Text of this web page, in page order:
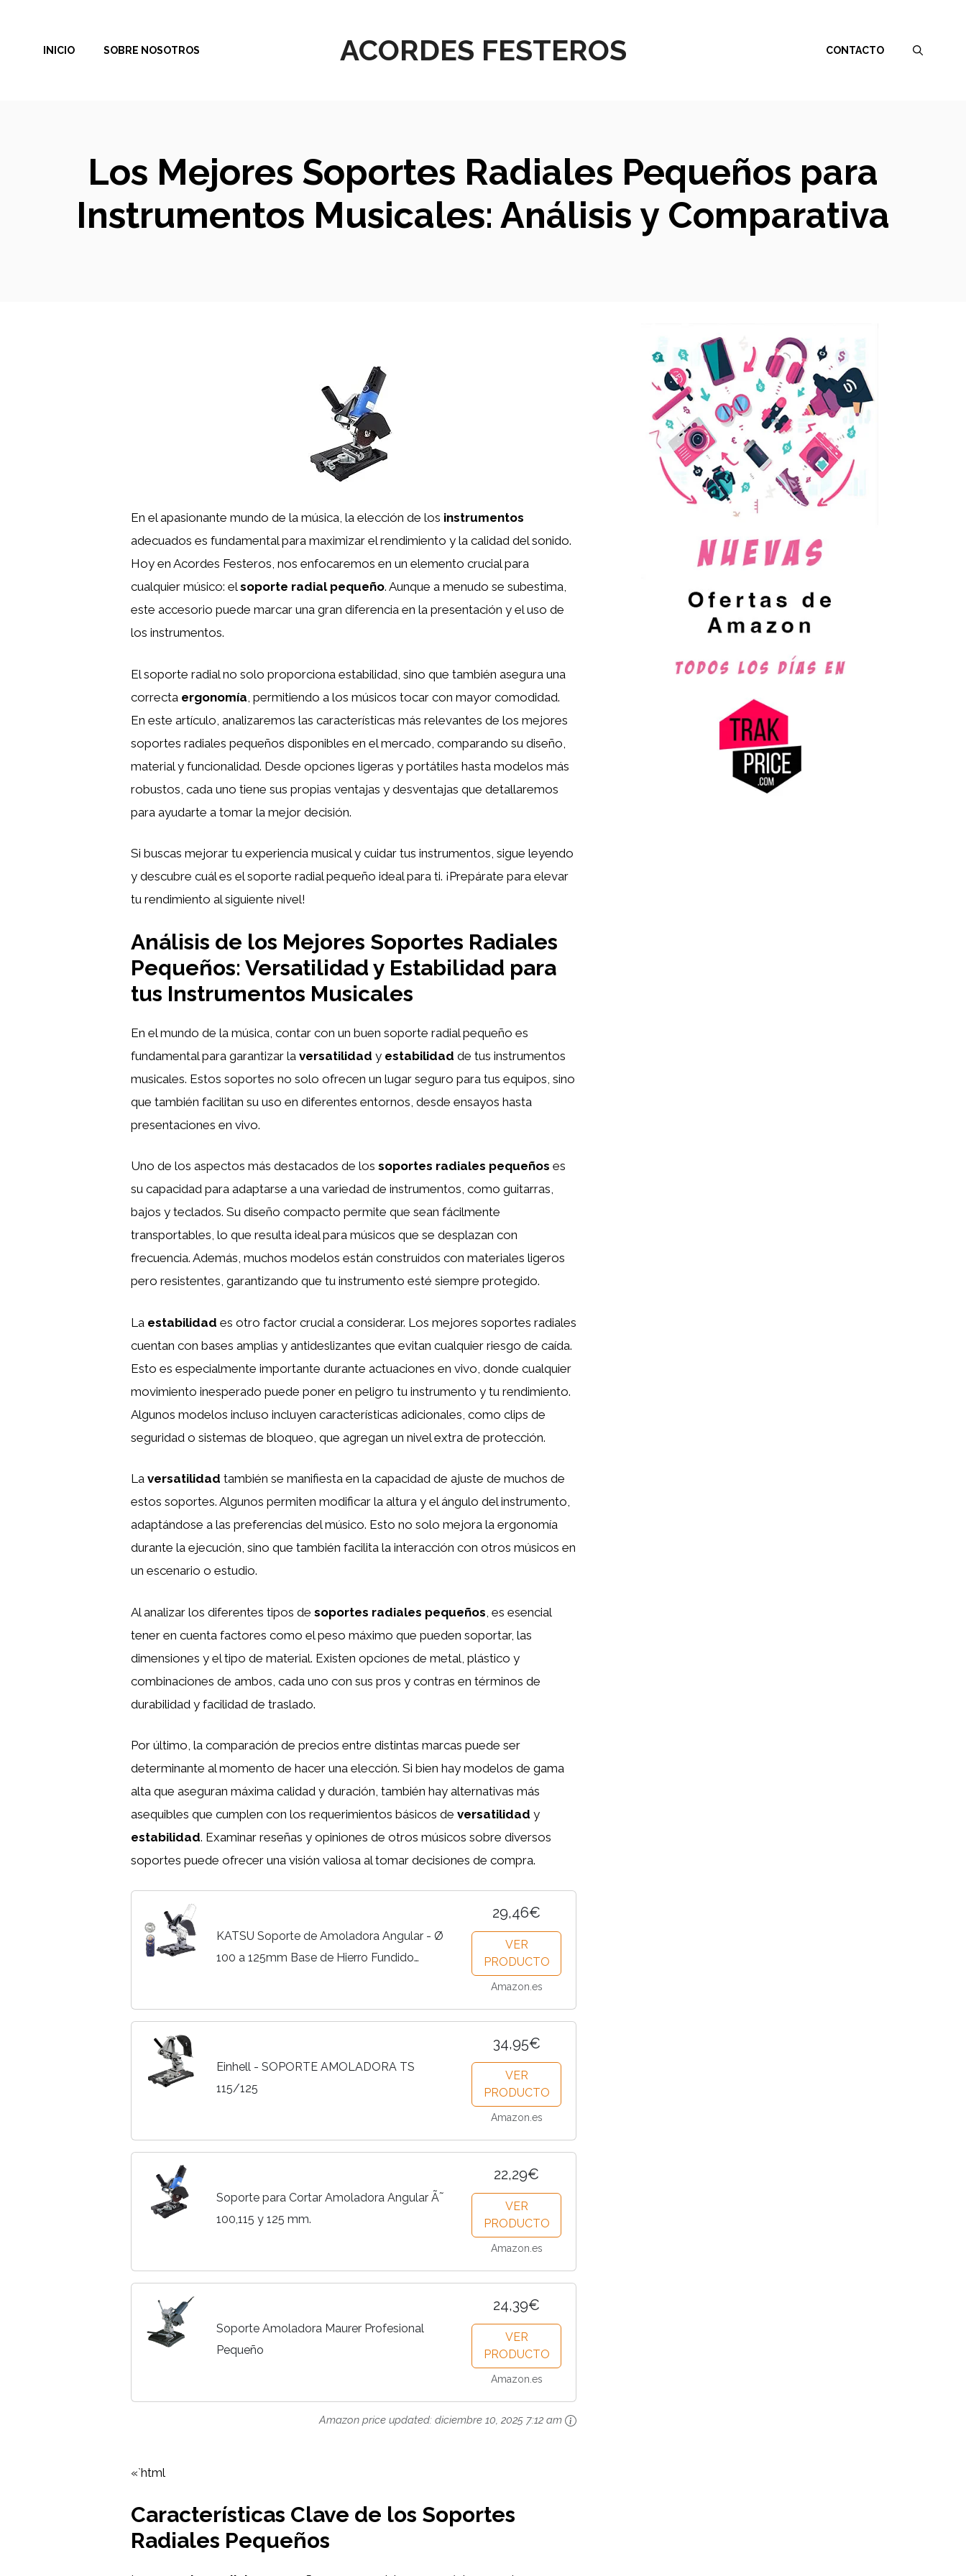
contenido
ACORDES FESTEROS
INICIO SOBRE NOSOTROS CONTACTO
Los Mejores Soportes Radiales Pequeños para
Instrumentos Musicales: Análisis y Comparativa
En el apasionante mundo de la música, la elección de los instrumentos
adecuados es fundamental para maximizar el rendimiento y la calidad del sonido.
Hoy en Acordes Festeros, nos enfocaremos en un elemento crucial para
cualquier músico: elsoporte radial pequeño. Aunque a menudo se subestima,
este accesorio puede marcar una gran diferencia en la presentación y el uso de
los instrumentos.
El soporte radial no solo proporciona estabilidad, sino que también asegura una
correcta ergonomía , permitiendo a los músicos tocar con mayor comodidad.
En este artículo, analizaremos las características más relevantes de los mejores
soportes radiales pequeños disponibles en el mercado, comparando su diseño,
material y funcionalidad. Desde opciones ligeras y portátiles hasta modelos más
robustos, cada uno tiene sus propias ventajas y desventajas que detallaremos
para ayudarte a tomar la mejor decisión.
Si buscas mejorar tu experiencia musical y cuidar tus instrumentos, sigue leyendo
y descubre cuál es el soporte radial pequeño ideal para ti. ¡Prepárate para elevar
tu rendimiento al siguiente nivel!
Análisis de los Mejores Soportes Radiales
Pequeños: Versatilidad y Estabilidad para
tus Instrumentos Musicales
En el mundo de la música, contar con un buen soporte radial pequeño es
fundamental para garantizar la versatilidad y estabilidad de tus instrumentos
musicales. Estos soportes no solo ofrecen un lugar seguro para tus equipos, sino
que también facilitan su uso en diferentes entornos, desde ensayos hasta
presentaciones en vivo.
Uno de los aspectos más destacados de los soportes radiales pequeños es
su capacidad para adaptarse a una variedad de instrumentos, como guitarras,
bajos y teclados. Su diseño compacto permite que sean fácilmente
transportables, lo que resulta ideal para músicos que se desplazan con
frecuencia. Además, muchos modelos están construidos con materiales ligeros
pero resistentes, garantizando que tu instrumento esté siempre protegido.
La estabilidad es otro factor crucial a considerar. Los mejores soportes radiales
cuentan con bases amplias y antideslizantes que evitan cualquier riesgo de caída.
Esto es especialmente importante durante actuaciones en vivo, donde cualquier
movimiento inesperado puede poner en peligro tu instrumento y tu rendimiento.
Algunos modelos incluso incluyen características adicionales, como clips de
seguridad o sistemas de bloqueo, que agregan un nivel extra de protección.
La versatilidad también se manifiesta en la capacidad de ajuste de muchos de
estos soportes. Algunos permiten modificar la altura y el ángulo del instrumento,
adaptándose a las preferencias del músico. Esto no solo mejora la ergonomía
durante la ejecución, sino que también facilita la interacción con otros músicos en
un escenario o estudio.
Al analizar los diferentes tipos de soportes radiales pequeños , es esencial
tener en cuenta factores como el peso máximo que pueden soportar, las
dimensiones y el tipo de material. Existen opciones de metal, plástico y
combinaciones de ambos, cada uno con sus pros y contras en términos de
durabilidad y facilidad de traslado.
Por último, la comparación de precios entre distintas marcas puede ser
determinante al momento de hacer una elección. Si bien hay modelos de gama
alta que aseguran máxima calidad y duración, también hay alternativas más
asequibles que cumplen con los requerimientos básicos de versatilidad y
estabilidad. Examinar reseñas y opiniones de otros músicos sobre diversos
soportes puede ofrecer una visión valiosa al tomar decisiones de compra.
KATSU Soporte de Amoladora Angular - Ø
100 a 125mm Base de Hierro Fundido
29,46€
VER
PRODUCTO
Amazon.es
Einhell - SOPORTE AMOLADORA TS
115/125
34,95€
VER
PRODUCTO
Amazon.es
Soporte para Cortar Amoladora Angular Ã˜
100,115 y 125 mm.
22,29€
VER
PRODUCTO
Amazon.es
Soporte Amoladora Maurer Profesional
Pequeño
24,39€
VER
PRODUCTO
Amazon.es
Amazon price updated: diciembre 10, 2025 7:12 am
«`html
Características Clave de los Soportes
Radiales Pequeños